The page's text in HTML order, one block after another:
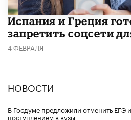
Испания и Греция
запретить соцсети
4 ФЕВРАЛЯ
НОВОСТИ
В Госдуме предложили отменить ЕГЭ
поступлением в вузы